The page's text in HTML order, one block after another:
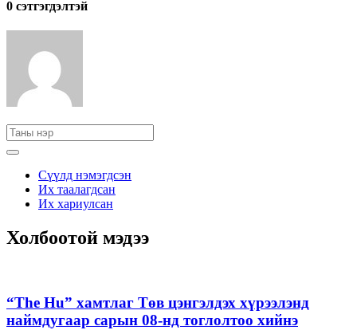
0 cэтгэгдэлтэй
Сүүлд нэмэгдсэн
Их таалагдсан
Их хариулсан
Холбоотой мэдээ
“The Hu” хамтлаг Төв цэнгэлдэх хүрээлэнд
наймдугаар сарын 08-нд тоглолтоо хийнэ